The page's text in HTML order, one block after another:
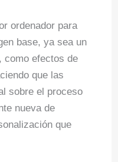
ordenador para
base, ya sea un
como efectos de
que las
sobre el proceso
nueva de
que